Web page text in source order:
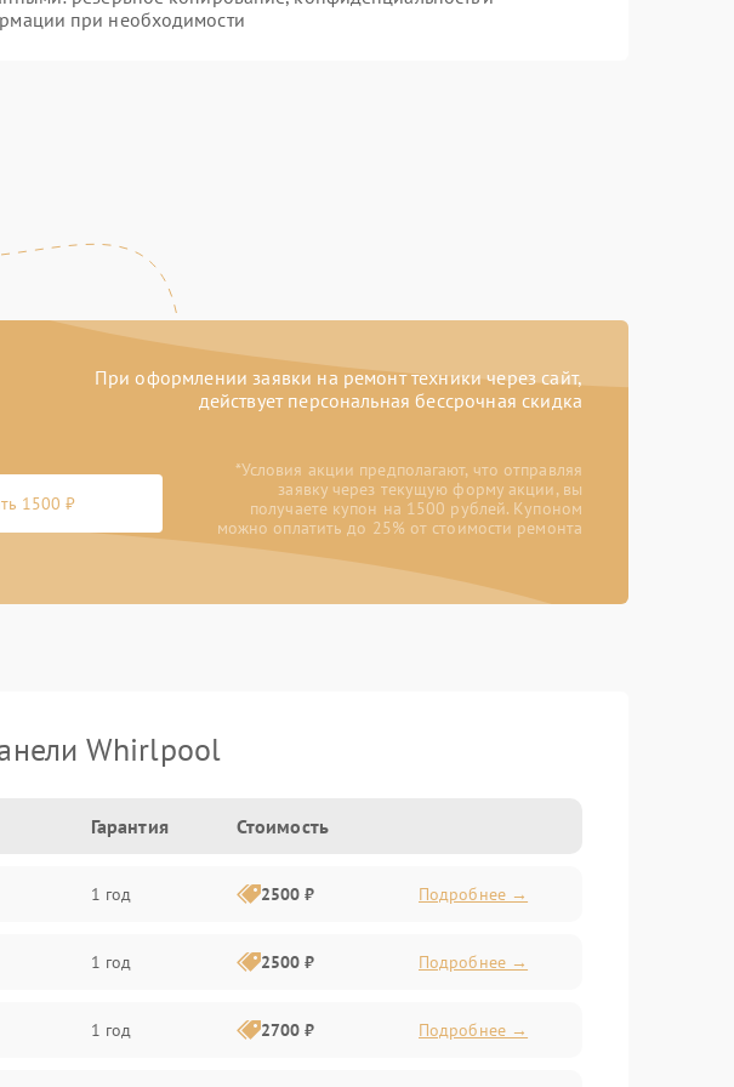
при необходимости
При оформлении заявки на ремонт техники через сайт,
действует персональная бессрочная скидка
1500 ₽
*Условия акции предполагают, что отправляя
заявку через текущую форму акции, вы
получаете купон на 1500 рублей. Купоном
можно оплатить до 25% от стоимости ремонта
Whirlpool
Гарантия Стоимость
1 год 2500 ₽ Подробнее →
1 год 2500 ₽ Подробнее →
1 год 2700 ₽ Подробнее →